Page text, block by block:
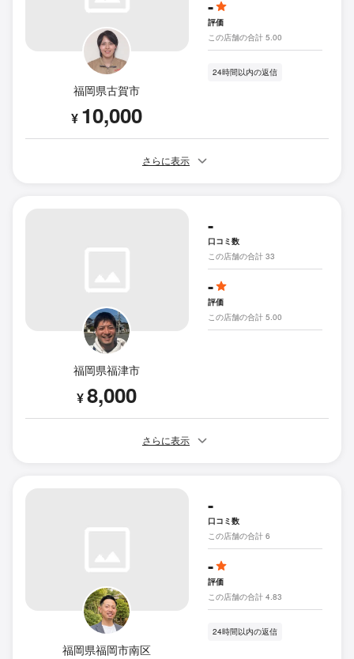
福岡県古賀市
¥ 10,000
-
評価
この店舗の合計 5.00
24時間以内の返信
さらに表示
福岡県福津市
¥8,000
-
口コミ数
この店舗の合計 33
-
評価
この店舗の合計 5.00
さらに表示
福岡県福岡市南区
-
口コミ数
この店舗の合計 6
-
評価
この店舗の合計 4.83
24時間以内の返信